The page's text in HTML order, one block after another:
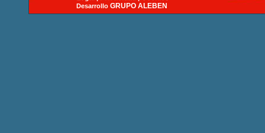
Desarrollo GRUPO ALEBEN